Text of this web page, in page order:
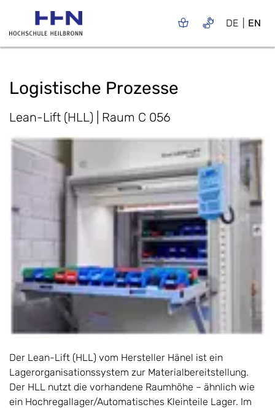
DE EN
Logistische Prozesse
Lean-Lift (HLL) | Raum C 056
Der Lean-Lift (HLL) vom Hersteller Hänel ist ein
Lagerorganisationssystem zur Materialbereitstellung.
Der HLL nutzt die vorhandene Raumhöhe – ähnlich wie
ein Hochregallager/Automatisches Kleinteile Lager. Im